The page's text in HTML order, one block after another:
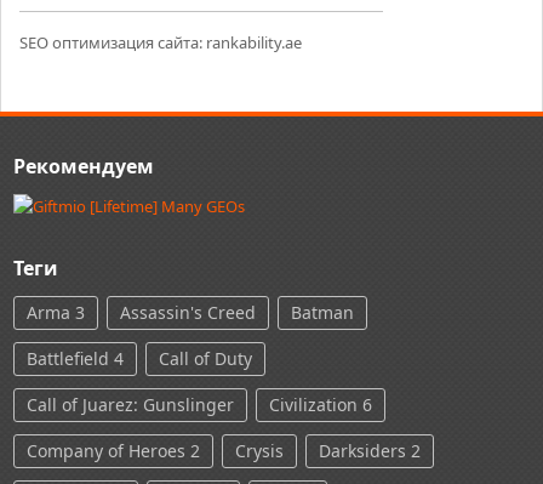
SEO оптимизация сайта: rankability.ae
Рекомендуем
Теги
Arma 3 Assassin's Creed
Batman
Battlefield 4
Call of Duty
Call of Juarez: Gunslinger
Civilization 6
Company of Heroes 2
Crysis
Darksiders 2